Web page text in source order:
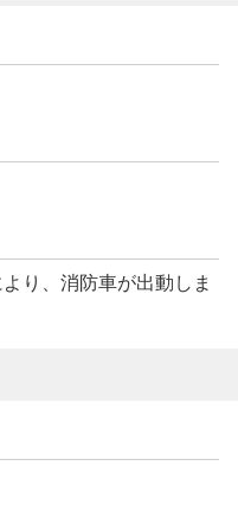
り、消防車が出動しま